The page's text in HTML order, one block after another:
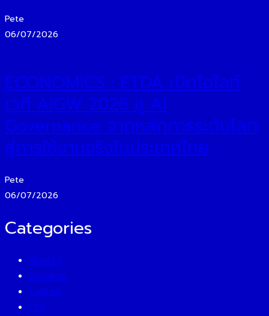
Pete
06/07/2026
ECONOMICS : ETDA เปิดไฮไลท์
เวที AIGW 2026 ชู AI
Governance จากหลักการระดับโลก
สู่การใช้งานจริงในประเทศไทย
Pete
06/07/2026
Categories
BEAUTY
BUSINESS
CAREER
CEO